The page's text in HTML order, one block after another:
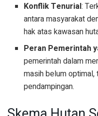
Konflik Tenurial:
antara masyarakat
hak atas kawasan
Peran Pemerintah
pemerintah dalam
masih belum
pendampingan.